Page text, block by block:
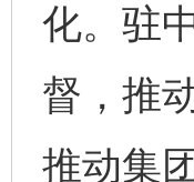
化。驻
督，推
推动集